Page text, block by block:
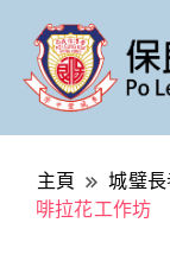
Po Leung
主頁 城璧
啡拉花工作坊